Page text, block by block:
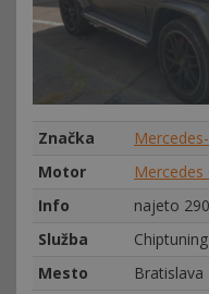
Značka
Motor
Mercedes
Info
najeto
Služba
Chiptuning
Mesto
Bratislava